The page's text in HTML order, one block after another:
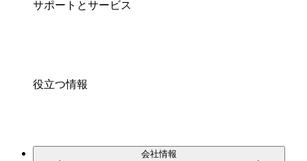
サポートとサービス
役立つ情報
会社情報